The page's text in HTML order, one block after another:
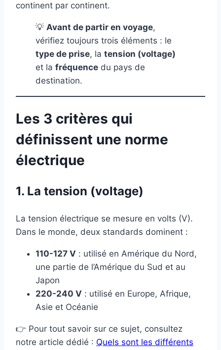
continent par continent.
💡 Avant de partir en voyage,
vérifiez toujours trois éléments : le
type de prise, la tension (voltage)
et la fréquence du pays de
destination.
Les 3 critères qui
définissent une norme
électrique
1. La tension (voltage)
La tension électrique se mesure en volts (V).
Dans le monde, deux standards dominent :
110-127 V : utilisé en Amérique du Nord,
une partie de l’Amérique du Sud et au
Japon
220-240 V : utilisé en Europe, Afrique,
Asie et Océanie
👉 Pour tout savoir sur ce sujet, consultez
notre article dédié : Quels sont les différents